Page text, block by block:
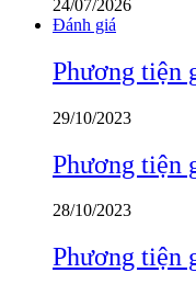
24/07/2026
Đánh giá
Phương tiện
29/10/2023
Phương tiện
28/10/2023
Phương tiện